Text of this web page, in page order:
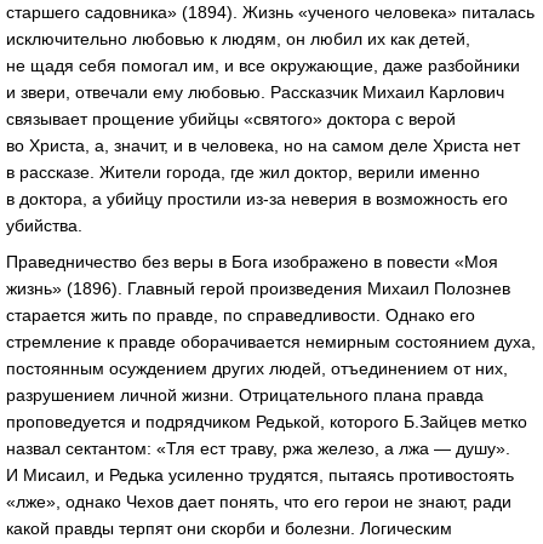
старшего садовника» (1894). Жизнь «ученого человека» питалась
исключительно любовью к людям, он любил их как детей,
не щадя себя помогал им, и все окружающие, даже разбойники
и звери, отвечали ему любовью. Рассказчик Михаил Карлович
связывает прощение убийцы «святого» доктора с верой
во Христа, а, значит, и в человека, но на самом деле Христа нет
в рассказе. Жители города, где жил доктор, верили именно
в доктора, а убийцу простили из-за неверия в возможность его
убийства.
Праведничество без веры в Бога изображено в повести «Моя
жизнь» (1896). Главный герой произведения Михаил Полознев
старается жить по правде, по справедливости. Однако его
стремление к правде оборачивается немирным состоянием духа,
постоянным осуждением других людей, отъединением от них,
разрушением личной жизни. Отрицательного плана правда
проповедуется и подрядчиком Редькой, которого Б.Зайцев метко
назвал сектантом: «Тля ест траву, ржа железо, а лжа — душу».
И Мисаил, и Редька усиленно трудятся, пытаясь противостоять
«лже», однако Чехов дает понять, что его герои не знают, ради
какой правды терпят они скорби и болезни. Логическим